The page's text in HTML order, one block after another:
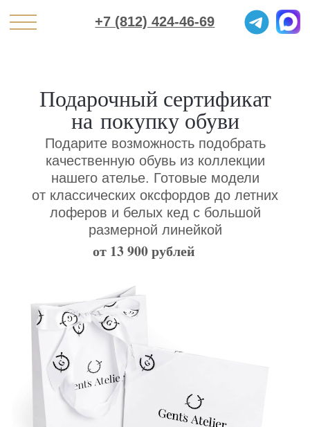
+7 (812) 424-46-69
УЗНАТЬ ПОДРОБНОСТИ
Подарите возможность подобрать
качественную обувь из коллекции
нашего ателье. Готовые модели
от классических оксфордов до летних
лоферов и белых кед с большой
размерной линейкой
от 13 900 рублей
на покупку обуви